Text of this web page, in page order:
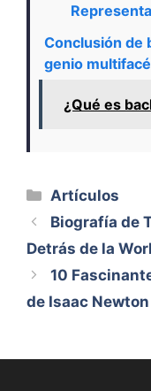
Conclusión de
genio
¿Qué es
Categorías
Artículos
Biografía de
Detrás de la
10
de Isaac Newton